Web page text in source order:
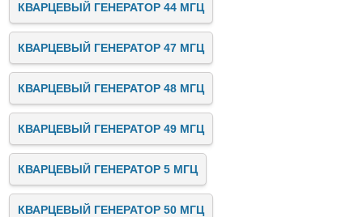
КВАРЦЕВЫЙ ГЕНЕРАТОР 44 МГЦ
КВАРЦЕВЫЙ ГЕНЕРАТОР 47 МГЦ
КВАРЦЕВЫЙ ГЕНЕРАТОР 48 МГЦ
КВАРЦЕВЫЙ ГЕНЕРАТОР 49 МГЦ
КВАРЦЕВЫЙ ГЕНЕРАТОР 5 МГЦ
КВАРЦЕВЫЙ ГЕНЕРАТОР 50 МГЦ